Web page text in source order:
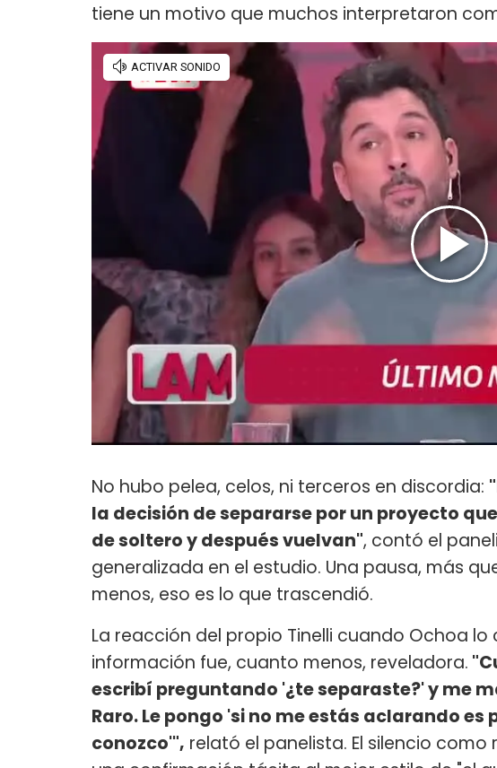
tiene un motivo que muchos interpretaron
No hubo pelea, celos, ni terceros en discordia:
la decisión de separarse por un proyecto
de soltero y después vuelvan", contó el
generalizada en el estudio. Una pausa, más
menos, eso es lo que trascendió.
La reacción del propio Tinelli cuando Ochoa
información fue, cuanto menos, reveladora.
escribí preguntando '¿te separaste?' y me
Raro. Le pongo 'si no me estás aclarando
conozco'", relató el panelista. El silencio